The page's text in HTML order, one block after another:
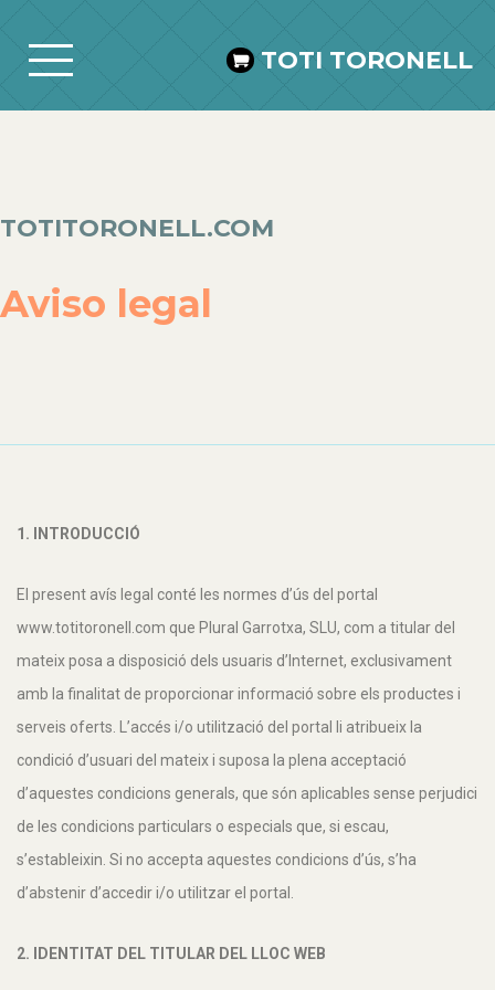
TOTI TORONELL
TOTITORONELL.COM
Aviso legal
1. INTRODUCCIÓ
El present avís legal conté les normes d’ús del portal
www.totitoronell.com que Plural Garrotxa, SLU, com a titular del
mateix posa a disposició dels usuaris d’Internet, exclusivament
amb la finalitat de proporcionar informació sobre els productes i
serveis oferts. L’accés i/o utilització del portal li atribueix la
condició d’usuari del mateix i suposa la plena acceptació
d’aquestes condicions generals, que són aplicables sense perjudici
de les condicions particulars o especials que, si escau,
s’estableixin. Si no accepta aquestes condicions d’ús, s’ha
d’abstenir d’accedir i/o utilitzar el portal.
2. IDENTITAT DEL TITULAR DEL LLOC WEB